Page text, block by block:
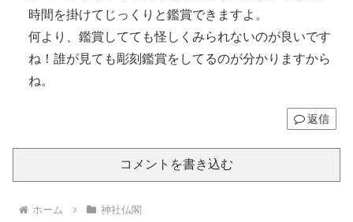
時間を掛けてじっくりと鑑賞できますよ。
何より、鑑賞してても怪しくみられないのが良いです
ね！誰が見ても彫刻鑑賞をしてるのが分かりますから
ね。
返信
コメントを書き込む
ホーム 神社仏閣